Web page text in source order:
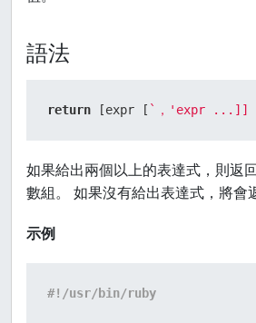
語法
return [expr [ `，'expr ...]]
如果給出兩個以上的表達式，則返
數組。 如果沒有給出表達式，將會
示例
#!/usr/bin/ruby